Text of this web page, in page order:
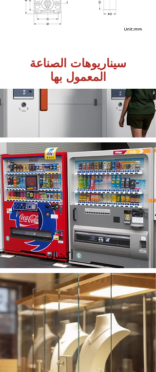
سيناريوهات الصناعة
المعمول بها
أكشاك